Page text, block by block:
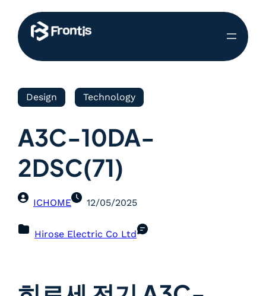
Design Technology
A3C-10DA-
2DSC(71)
ICHOME 12/05/2025
Hirose Electric Co Ltd